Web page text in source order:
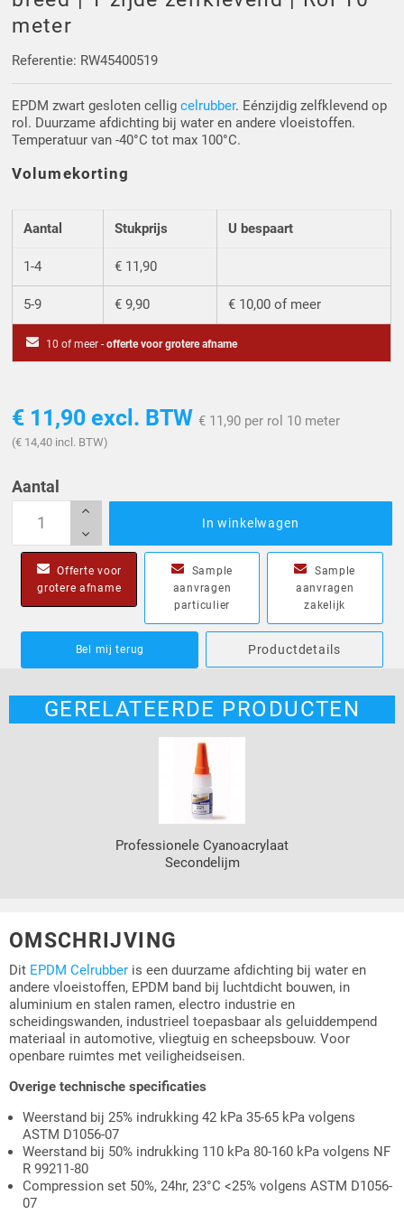
Driehoek/Wig profielen
Silicone U Profielen
Luikenpakking
Oploopprofielen
Hoekprofielen
O-ringen
meter
Referentie: RW45400519
EPDM zwart gesloten celligcelrubber. Eénzijdig zelfklevend op
rol. Duurzame afdichting bij water en andere vloeistoffen.
Temperatuur van -40°C tot max 100°C.
Volumekorting
Aantal Stukprijs U bespaart
1-4 € 11,90
5-9 € 9,90 € 10,00 of meer
10 of meer -offerte voor grotere afname
€ 11,90 excl. BTW € 11,90 per rol 10 meter
(€ 14,40 incl. BTW)
Aantal
In winkelwagen
Offerte voor
grotere afname
Sample
aanvragen
particulier
Sample
aanvragen
zakelijk
Bel mij terug Productdetails
GERELATEERDE PRODUCTEN
Professionele Cyanoacrylaat
Secondelijm
OMSCHRIJVING
Dit EPDM Celrubber is een duurzame afdichting bij water en
andere vloeistoffen, EPDM band bij luchtdicht bouwen, in
aluminium en stalen ramen, electro industrie en
scheidingswanden, industrieel toepasbaar als geluiddempend
materiaal in automotive, vliegtuig en scheepsbouw. Voor
openbare ruimtes met veiligheidseisen.
Overige technische specificaties
Weerstand bij 25% indrukking 42 kPa 35-65 kPa volgens
ASTM D1056-07
Weerstand bij 50% indrukking 110 kPa 80-160 kPa volgens NF
R 99211-80
Compression set 50%, 24hr, 23°C <25% volgens ASTM D1056-
07